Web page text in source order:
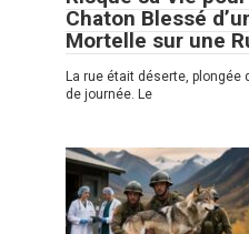
Chaton Blessé
Mortelle sur une
La rue était déserte, plongée
de journée. Le